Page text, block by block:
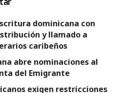
dominicana con
y llamado a
caribeños
abre nominaciones al
del Emigrante
exigen restricciones